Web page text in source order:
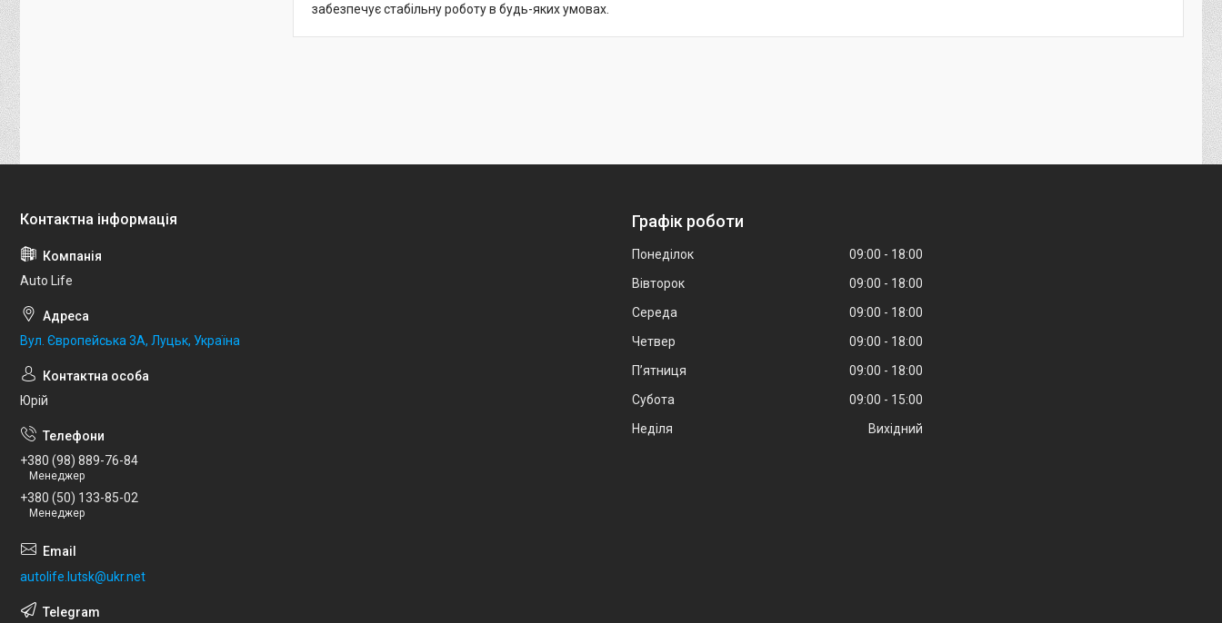
забезпечує стабільну роботу в будь-яких умовах.
Auto Life
Вул. Європейська 3А, Луцьк, Україна
Юрій
+380 (98) 889-76-84
Менеджер
+380 (50) 133-85-02
Менеджер
autolife.lutsk@ukr.net
Графік роботи
Понеділок 09:00
18:00
Вівторок
09:00
18:00
Середа
09:00
18:00
Четвер
09:00
18:00
Пʼятниця
09:00
18:00
Субота
09:00
15:00
Неділя
Вихідний